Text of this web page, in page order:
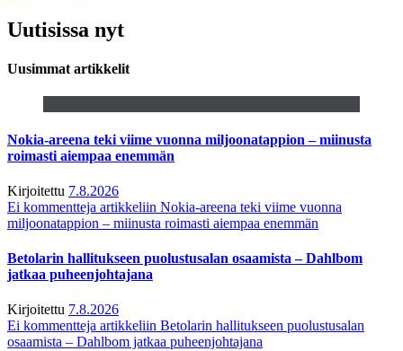
Uutisissa nyt
Uusimmat artikkelit
Nokia-areena teki viime vuonna miljoonatappion – miinusta
roimasti aiempaa enemmän
Kirjoitettu 7.8.2026
Ei kommentteja artikkeliin Nokia-areena teki viime vuonna
miljoonatappion – miinusta roimasti aiempaa enemmän
Betolarin hallitukseen puolustusalan osaamista – Dahlbom
jatkaa puheenjohtajana
Kirjoitettu 7.8.2026
Ei kommentteja artikkeliin Betolarin hallitukseen puolustusalan
osaamista – Dahlbom jatkaa puheenjohtajana